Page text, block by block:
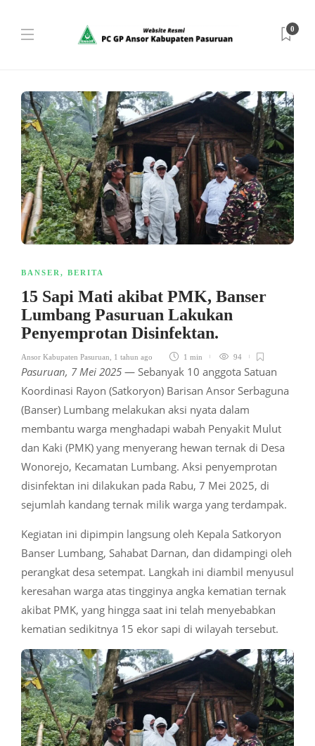
0
BANSER , BERITA
15 Sapi Mati akibat PMK, Banser
Lumbang Pasuruan Lakukan
Penyemprotan Disinfektan.
Ansor Kabupaten Pasuruan 1 tahun ago 1 min 94
Pasuruan, 7 Mei 2025 — Sebanyak 10 anggota Satuan
Koordinasi Rayon (Satkoryon) Barisan Ansor Serbaguna
(Banser) Lumbang melakukan aksi nyata dalam
membantu warga menghadapi wabah Penyakit Mulut
dan Kaki (PMK) yang menyerang hewan ternak di Desa
Wonorejo, Kecamatan Lumbang. Aksi penyemprotan
disinfektan ini dilakukan pada Rabu, 7 Mei 2025, di
sejumlah kandang ternak milik warga yang terdampak.
Kegiatan ini dipimpin langsung oleh Kepala Satkoryon
Banser Lumbang, Sahabat Darnan, dan didampingi oleh
perangkat desa setempat. Langkah ini diambil menyusul
keresahan warga atas tingginya angka kematian ternak
akibat PMK, yang hingga saat ini telah menyebabkan
kematian sedikitnya 15 ekor sapi di wilayah tersebut.